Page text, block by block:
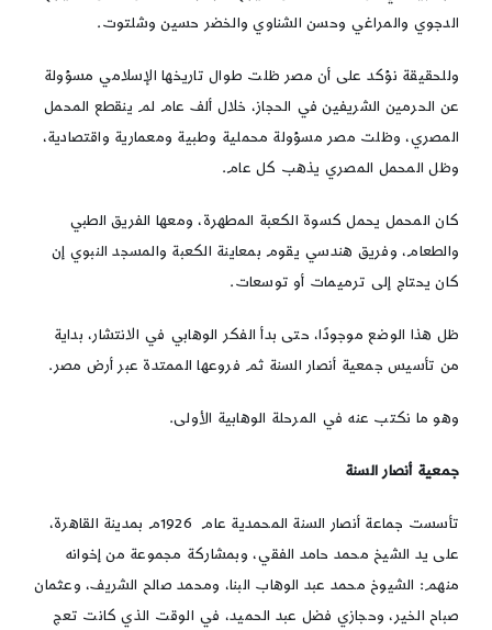
الدجوي والمراغي وحسن الشناوي والخضر حسين وشلتوت.
وللحقيقة نؤكد على أن مصر ظلت طوال تاريخها الإسلامي مسؤولة
عن الحرمين الشريفين في الحجاز، خلال ألف عام لم ينقطع المحمل
المصري، وظلت مصر مسؤولة محملية وطبية ومعمارية واقتصادية،
وظل المحمل المصري يذهب كل عام.
كان المحمل يحمل كسوة الكعبة المطهرة، ومعها الفريق الطبي
والطعام، وفريق هندسي يقوم بمعاينة الكعبة والمسجد النبوي إن
كان يحتاج إلى ترميمات أو توسعات.
ظل هذا الوضع موجودًا، حتى بدأ الفكر الوهابي في الانتشار، بداية
من تأسيس جمعية أنصار السنة ثم فروعها الممتدة عبر أرض مصر.
وهو ما نكتب عنه في المرحلة الوهابية الأولى.
جمعية أنصار السنة
تأسست جماعة أنصار السنة المحمدية عام 1926م بمدينة القاهرة،
على يد الشيخ محمد حامد الفقي، وبمشاركة مجموعة من إخوانه
منهم: الشيوخ محمد عبد الوهاب البنا، ومحمد صالح الشريف، وعثمان
صباح الخير، وحجازي فضل عبد الحميد، في الوقت الذي كانت تعج